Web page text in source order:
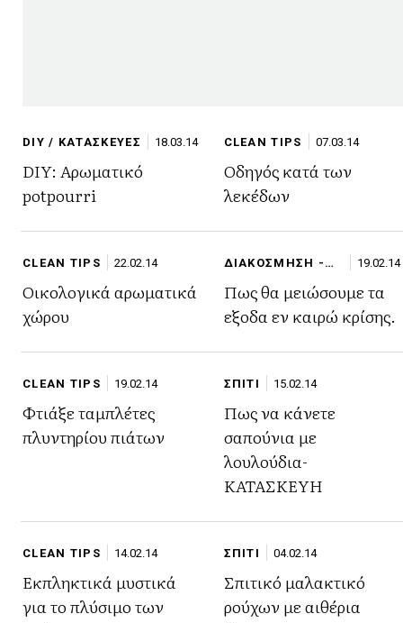
DIY / ΚΑΤΑΣΚΕΥΕΣ 18.03.14
DIY: Αρωματικό
potpourri
CLEAN TIPS 07.03.14
Οδηγός κατά των
λεκέδων
CLEAN TIPS 22.02.14
Οικολογικά αρωματικά
χώρου
ΔΙΑΚΟΣΜΗΣΗ -
19.02.14
Πως θα μειώσουμε τα
εξοδα εν καιρώ κρίσης.
CLEAN TIPS 19.02.14
Φτιάξε ταμπλέτες
πλυντηρίου πιάτων
ΣΠΙΤΙ 15.02.14
Πως να κάνετε
σαπούνια με
λουλούδια-
ΚΑΤΑΣΚΕΥΗ
CLEAN TIPS 14.02.14
Εκπληκτικά μυστικά
για το πλύσιμο των
ΣΠΙΤΙ 04.02.14
Σπιτικό μαλακτικό
ρούχων με αιθέρια